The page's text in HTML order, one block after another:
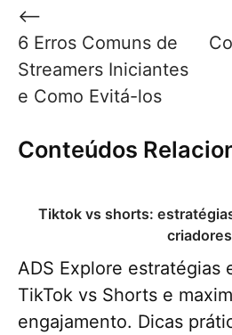
Navegação
de
Post
⟵
6 Erros Comuns de
Streamers Iniciantes
e Como Evitá-los
Conteúdos
Tiktok vs shorts:
criadores
ADS Explore estratégias
TikTok vs Shorts e
engajamento. Dicas